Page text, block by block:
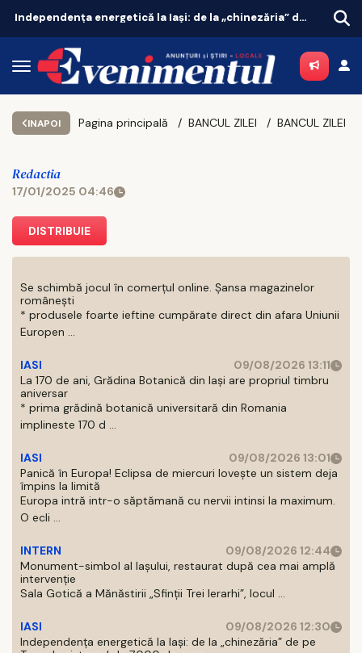
Independența energetică la Iași: de la „chinezăria” de pe Temu la sistemul de 7.000 de euro
INAPOI Pagina principală BANCUL ZILEI BANCUL ZILEI
Redactia
17/01/2025 04:46
DISTRIBUIE
Se schimbă jocul în comerțul online. Șansa magazinelor
românești
* produsele foarte ieftine cumpărate direct din afara Uniunii
Europen ...
IASI
09/08/2026 13:11
La 170 de ani, Grădina Botanică din Iași are propriul timbru
aniversar
* prima grădină botanică universitară din Romania
implineste 170 d ...
IASI
09/08/2026 13:01
Panică în Europa! Eclipsa de miercuri lovește un sistem deja
împins la limită
Europa intră intr-o săptămană cu nervii intinsi la maximum.
O ecli ...
INTERN
09/08/2026 12:44
Monument-simbol al Iaşului, restaurat după cea mai amplă
intervenţie
Sala Gotică a Mănăstirii „Sfinţii Trei Ierarhi”, locul ...
IASI
09/08/2026 12:30
Independența energetică la Iași: de la „chinezăria” de pe